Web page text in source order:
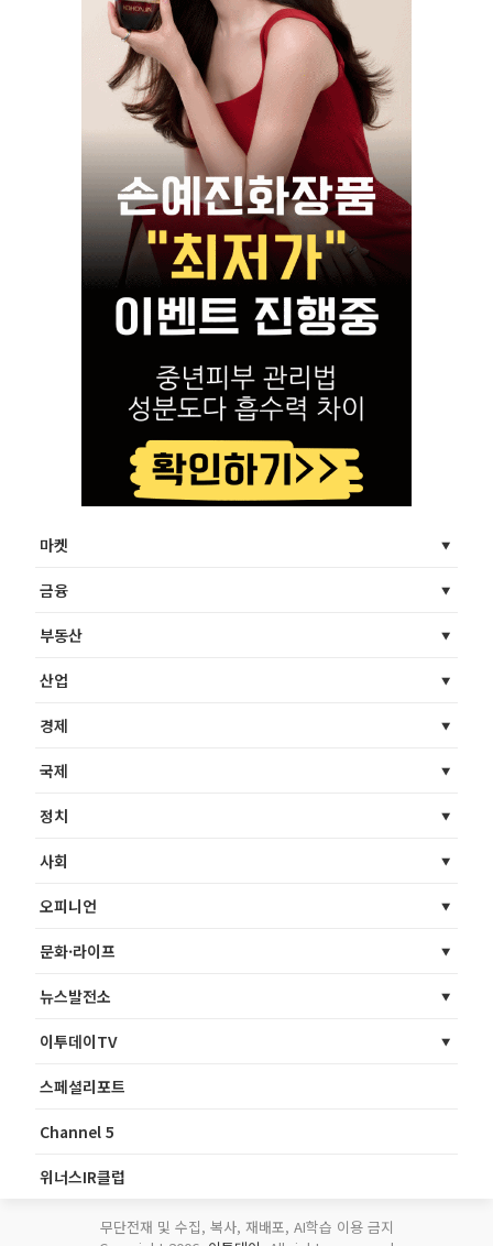
마켓
금융
부동산
산업
경제
국제
정치
사회
오피니언
문화·라이프
뉴스발전소
이투데이TV
스페셜리포트
Channel 5
위너스IR클럽
무단전재 및 수집, 복사, 재배포, AI학습 이용 금지